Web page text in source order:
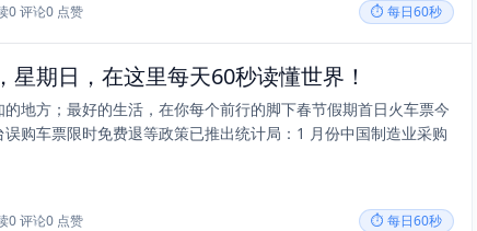
0 评论0 点赞 ⏱️ 每日60秒
星期日，在这里每天60秒读懂世界！
地方；最好的生活，在你每个前行的脚下春节假期首日火车票今
购车票限时免费退等政策已推出统计局：1 月份中国制造业采购
0 评论0 点赞 ⏱️ 每日60秒